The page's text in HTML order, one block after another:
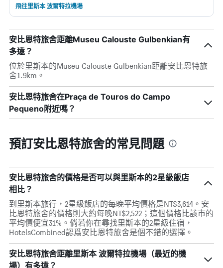
飛往里斯本 波爾特拉機場
安比恩特旅舍距離Museu Calouste Gulbenkian有
多遠？
位於里斯本的Museu Calouste Gulbenkian距離安比恩特旅
舍1.9km。
安比恩特旅舍在Praça de Touros do Campo
Pequeno附近嗎？
預訂安比恩特旅舍的常見問題
安比恩特旅舍的價格是否可以與里斯本的2星級飯店
相比？
到里斯本旅行，2星級飯店的每晚平均價格是NT$3,614。安
比恩特旅舍的價格則大約每晚NT$2,522；這個價格比該市的
平均價便宜31%。倘若你在尋找里斯本的2星級住宿，
HotelsCombined認爲安比恩特旅舍是個不錯的選擇。
安比恩特旅舍距離里斯本 波爾特拉機場（最近的機
場）有多遠？